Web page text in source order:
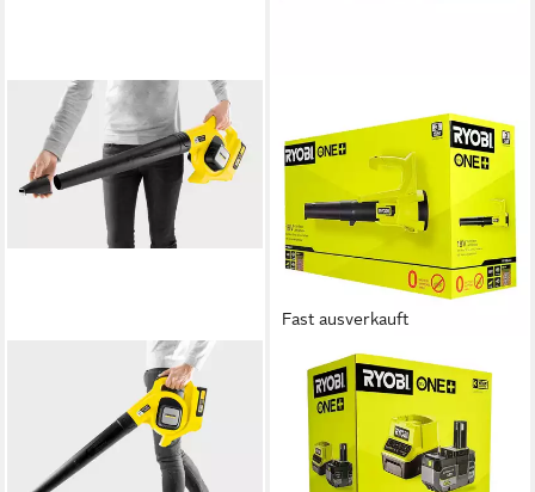
Akku-Laubbläser LBL 2
BATTERY SET
Akku (wechselbar)
Stromversorgung
2000 g Gewicht
Fast ausverkauft
RYOBI
Akku-Laubbläser Ryobi Set
Laubbläser 18V ONE+ mit
4.0Ah Akku und Ladegerät, (1